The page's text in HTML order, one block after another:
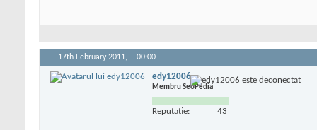
17th February 2011, 00:00
edy12006
Membru SeoPedia
Reputatie: 43